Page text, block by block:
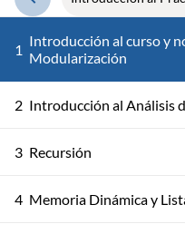
1 Introducción al curso y
Modularización
2 Introducción al Análisis
3 Recursión
4 Memoria Dinámica y